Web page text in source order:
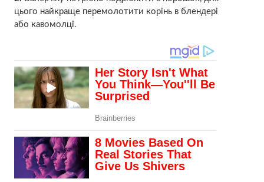
цього найкраще перемолотити корінь в блендері
або кавомолці.